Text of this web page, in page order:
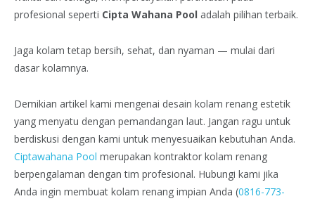
profesional seperti Cipta Wahana Pool adalah pilihan terbaik.
Jaga kolam tetap bersih, sehat, dan nyaman — mulai dari
dasar kolamnya.
Demikian artikel kami mengenai desain kolam renang estetik
yang menyatu dengan pemandangan laut. Jangan ragu untuk
berdiskusi dengan kami untuk menyesuaikan kebutuhan Anda.
Ciptawahana Pool merupakan kontraktor kolam renang
berpengalaman dengan tim profesional. Hubungi kami jika
Anda ingin membuat kolam renang impian Anda (0816-773-